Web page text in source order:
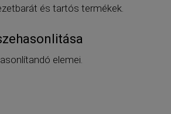
és tartós termékek.
elemei.